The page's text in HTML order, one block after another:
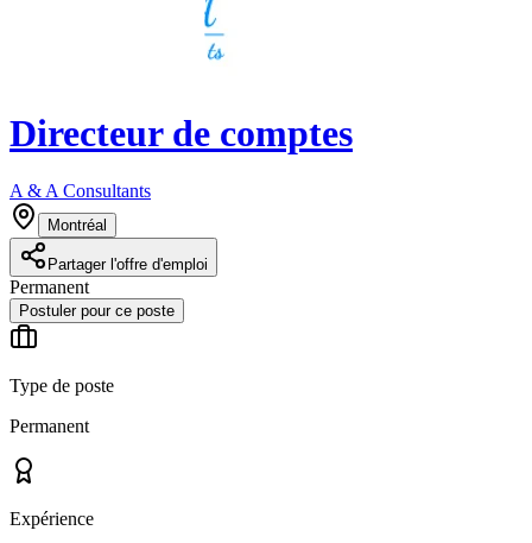
Directeur de comptes
A & A Consultants
Montréal
Partager l'offre d'emploi
Permanent
Postuler pour ce poste
Type de poste
Permanent
Expérience